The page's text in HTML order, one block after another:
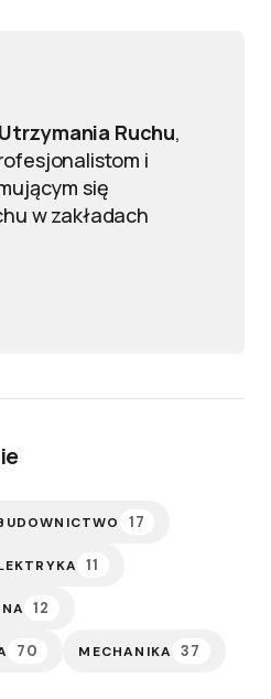
Utrzymania Ruchu,
i
się
w zakładach
17
11
12
70 MECHANIKA 37